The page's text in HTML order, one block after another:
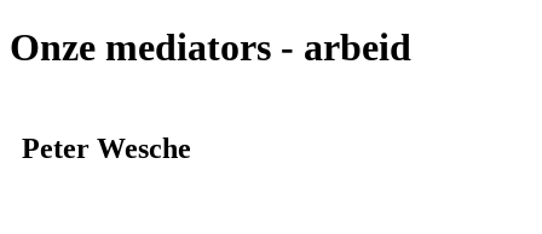
Onze mediators - arbeid
Peter Wesche